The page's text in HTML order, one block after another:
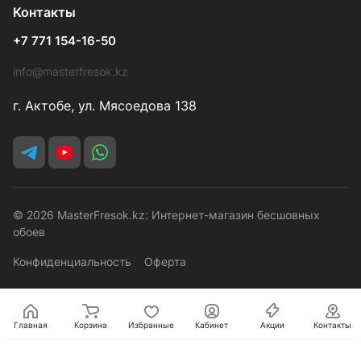
Контакты
+7 771 154-16-50
info@masterfresok.kz
г. Актобе, ул. Мясоедова 138
© 2026 MasterFresok.kz: Интернет-магазин бесшовных
обоев
Конфиденциальность Оферта
Главная Корзина Избранные Кабинет Акции Контакты